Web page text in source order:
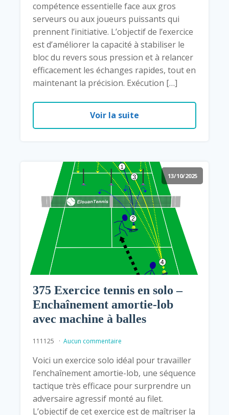
compétence essentielle face aux gros
serveurs ou aux joueurs puissants qui
prennent l’initiative. L’objectif de l’exercice
est d’améliorer la capacité à stabiliser le
bloc du revers sous pression et à relancer
efficacement les échanges rapides, tout en
maintenant la précision. Exécution […]
Voir la suite
13/10/2025
375 Exercice tennis en solo –
Enchaînement amortie-lob
avec machine à balles
111125 Aucun commentaire
Voici un exercice solo idéal pour travailler
l’enchaînement amortie-lob, une séquence
tactique très efficace pour surprendre un
adversaire agressif monté au filet.
L’objectif de cet exercice est de maîtriser la